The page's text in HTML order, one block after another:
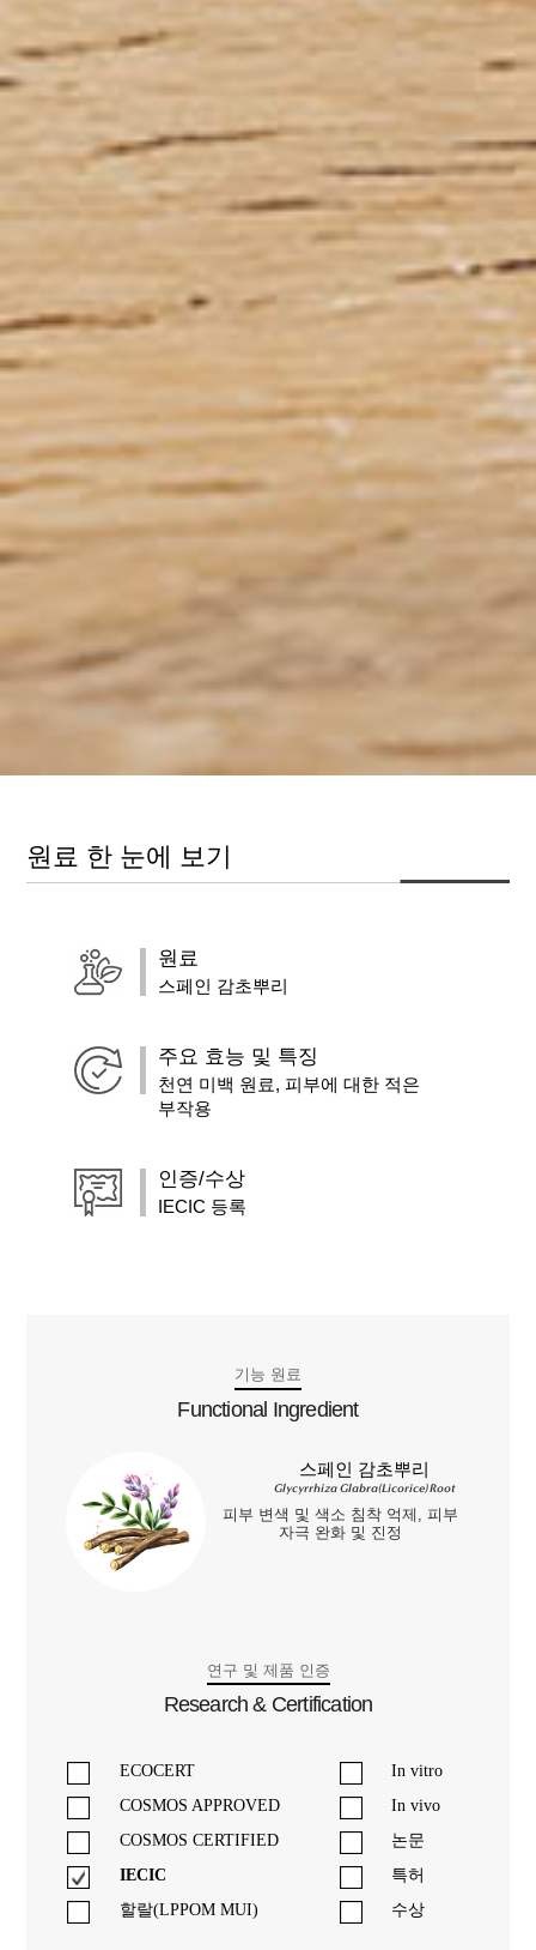
원료 한 눈에 보기
원료
스페인 감초뿌리
주요 효능 및 특징
천연 미백 원료, 피부에 대한 적은
부작용
인증/수상
IECIC 등록
기능 원료
Functional Ingredient
스페인 감초뿌리
Glycyrrhiza Glabra(Licorice) Root
피부 변색 및 색소 침착 억제, 피부
자극 완화 및 진정
연구 및 제품 인증
Research & Certification
ECOCERT
In vitro
COSMOS APPROVED
In vivo
COSMOS CERTIFIED
논문
IECIC
특허
할랄(LPPOM MUI)
수상